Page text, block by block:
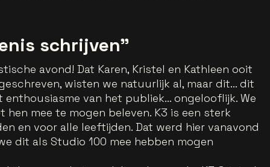
schrijven"
avond! Dat Karen, Kristel en Kathleen ooit
wisten we natuurlijk al, maar dit… dit
enthousiasme van het publiek… ongelooflijk. We
mee te mogen beleven. K3 is een sterk
en voor alle leeftijden. Dat werd hier vanavond
dit als Studio 100 mee hebben mogen